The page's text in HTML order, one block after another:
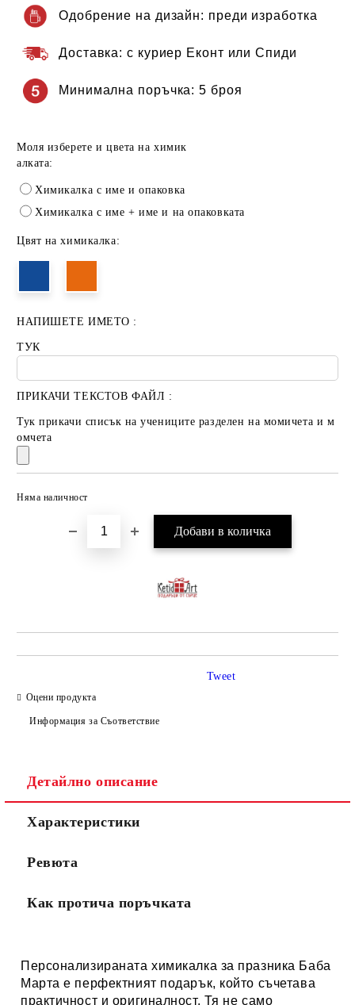
Одобрение на дизайн: преди изработка
Доставка: с куриер Еконт или Спиди
Минимална поръчка: 5 броя
Моля изберете и цвета на химик
алката:
Химикалка с име и опаковка
Химикалка с име + име и на опаковката
Цвят на химикалка:
НАПИШЕТЕ ИМЕТО :
ТУК
ПРИКАЧИ ТЕКСТОВ ФАЙЛ :
Тук прикачи списък на учениците разделен на момичета и м
омчета
Няма наличност
Оцени продукта
Информация за Съответствие
Tweet
Детайлно описание
Характеристики
Ревюта
Как протича поръчката
Персонализираната химикалка за празника Баба
Марта е перфектният подарък, който съчетава
практичност и оригиналност. Тя не само